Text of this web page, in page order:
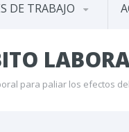
DE TRABAJO
para paliar los efectos